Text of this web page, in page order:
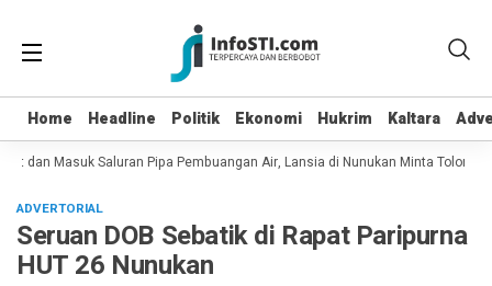
Home Headline Politik Ekonomi Hukrim Kaltara
Home Headline Politik Ekonomi Hukrim Kaltara
dan Masuk Saluran Pipa Pembuangan Air, Lansia di Nunukan Minta Tolong
ADVERTORIAL
Seruan DOB Sebatik di Rapat Paripurna
HUT 26 Nunukan